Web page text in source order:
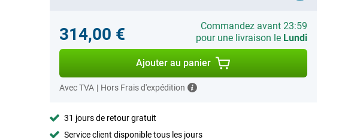
314,00 €
Commandez avant 23:59
pour une livraison le Lundi
Ajouter au panier
Avec TVA | Hors Frais d'expédition
31 jours de retour gratuit
Service client disponible tous les jours